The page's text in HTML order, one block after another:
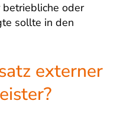
betriebliche oder
sollte in den
externer